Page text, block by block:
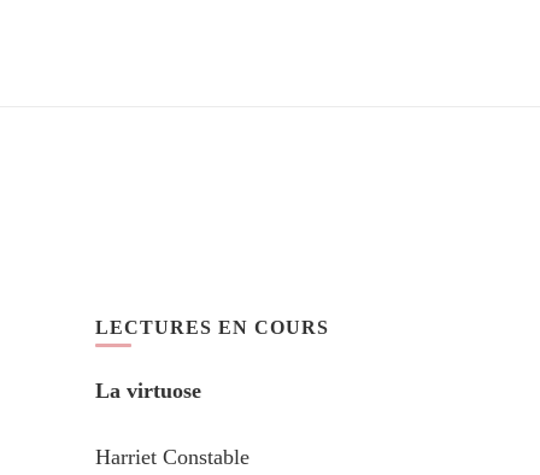
LECTURES EN COURS
La virtuose
Harriet Constable